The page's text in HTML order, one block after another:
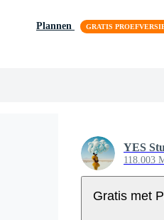
Plannen
YES
118.003
Gratis met